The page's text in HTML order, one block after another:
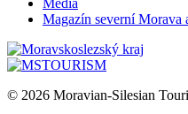
Media
Magazín severní Morava
© 2026 Moravian-Silesian